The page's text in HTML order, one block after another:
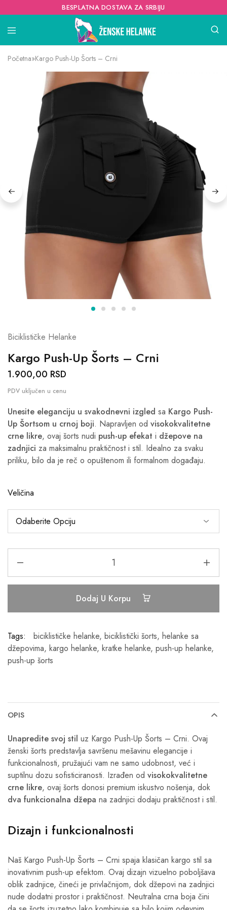
BESPLATNA DOSTAVA ZA SRBIJU
Početna»Kargo Push-Up Šorts – Crni
Biciklističke Helanke
Kargo Push-Up Šorts – Crni
1.900,00 RSD
Unesite eleganciju u svakodnevni izgled sa Kargo Push-
Up Šortsom u crnoj boji. Napravljen od visokokvalitetne
crne likre, ovaj šorts nudi push-up efekat i džepove na
zadnjici za maksimalnu praktičnost i stil. Idealno za svaku
priliku, bilo da je reč o opuštenom ili formalnom događaju.
Veličina
Dodaj U Korpu
Tags: biciklističke helanke, biciklistički šorts, helanke sa
džepovima, kargo helanke, kratke helanke, push-up helanke,
push-up šorts
OPIS
Unapredite svoj stil uz Kargo Push-Up Šorts – Crni. Ovaj
ženski šorts predstavlja savršenu mešavinu elegancije i
funkcionalnosti, pružajući vam ne samo udobnost, već i
suptilnu dozu sofisticiranosti. Izrađen od visokokvalitetne
crne likre, ovaj šorts donosi premium iskustvo nošenja, dok
dva funkcionalna džepa na zadnjici dodaju praktičnost i stil.
Dizajn i funkcionalnosti
Naš Kargo Push-Up Šorts – Crni spaja klasičan kargo stil sa
inovativnim push-up efektom. Ovaj dizajn vizuelno poboljšava
oblik zadnjice, čineći je privlačnijom, dok džepovi na zadnjici
nude dodatni prostor i praktičnost. Neutralna crna boja čini